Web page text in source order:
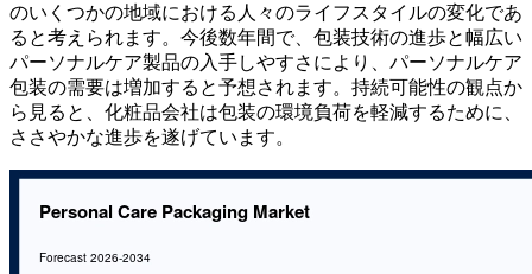
のいくつかの地域における人々のライフスタイルの変化であ
ると考えられます。今後数年間で、包装技術の進歩と幅広い
パーソナルケア製品の入手しやすさにより、パーソナルケア
包装の需要は増加すると予想されます。持続可能性の観点か
ら見ると、化粧品会社は包装の環境負荷を軽減するために、
ささやかな進歩を遂げています。